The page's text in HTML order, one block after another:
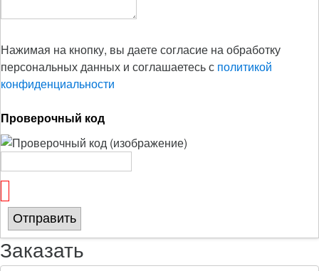
Нажимая на кнопку, вы даете согласие на обработку
персональных данных и соглашаетесь с политикой
конфиденциальности
Проверочный код
Отправить
Заказать